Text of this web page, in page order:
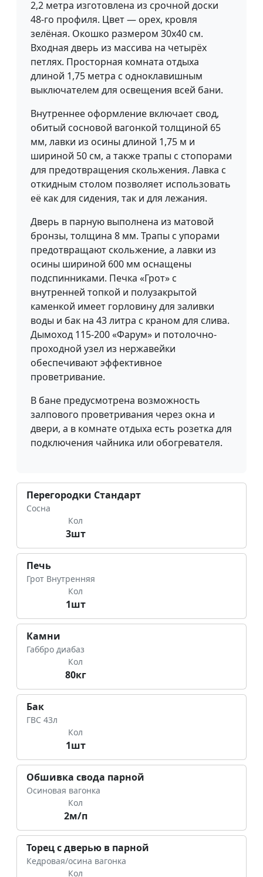
2,2 метра изготовлена из срочной доски
48-го профиля. Цвет — орех, кровля
зелёная. Окошко размером 30x40 см.
Входная дверь из массива на четырёх
петлях. Просторная комната отдыха
длиной 1,75 метра с одноклавишным
выключателем для освещения всей бани.
Внутреннее оформление включает свод,
обитый сосновой вагонкой толщиной 65
мм, лавки из осины длиной 1,75 м и
шириной 50 см, а также трапы с стопорами
для предотвращения скольжения. Лавка с
откидным столом позволяет использовать
её как для сидения, так и для лежания.
Дверь в парную выполнена из матовой
бронзы, толщина 8 мм. Трапы с упорами
предотвращают скольжение, а лавки из
осины шириной 600 мм оснащены
подспинниками. Печка «Грот» с
внутренней топкой и полузакрытой
каменкой имеет горловину для заливки
воды и бак на 43 литра с краном для слива.
Дымоход 115-200 «Фарум» и потолочно-
проходной узел из нержавейки
обеспечивают эффективное
проветривание.
В бане предусмотрена возможность
залпового проветривания через окна и
двери, а в комнате отдыха есть розетка для
подключения чайника или обогревателя.
Перегородки Стандарт
Сосна
Кол
3шт
Печь
Грот Внутренняя
Кол
1шт
Камни
Габбро диабаз
Кол
80кг
Бак
ГВС 43л
Кол
1шт
Обшивка свода парной
Осиновая вагонка
Кол
2м/п
Торец с дверью в парной
Кедровая/осина вагонка
Кол